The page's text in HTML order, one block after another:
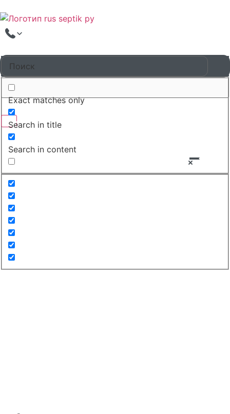
Exact matches only
Search in title
Search in content